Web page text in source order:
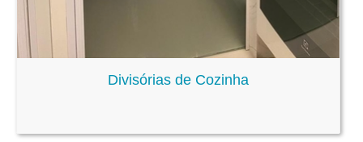
Divisórias de Cozinha